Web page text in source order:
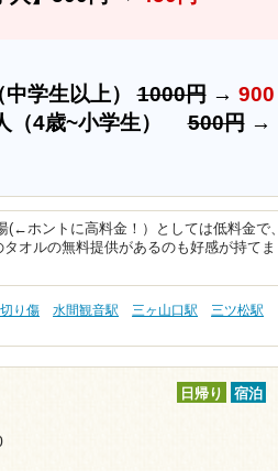
中学生以上）1000円→ 900
人（4歳~小学生）500円→
(←ホントに高料金！）としては低料金で、
オルの無料提供があるのも好感が持てま
り傷 水間観音駅 三ヶ山口駅
三ツ松駅
日帰り 宿泊